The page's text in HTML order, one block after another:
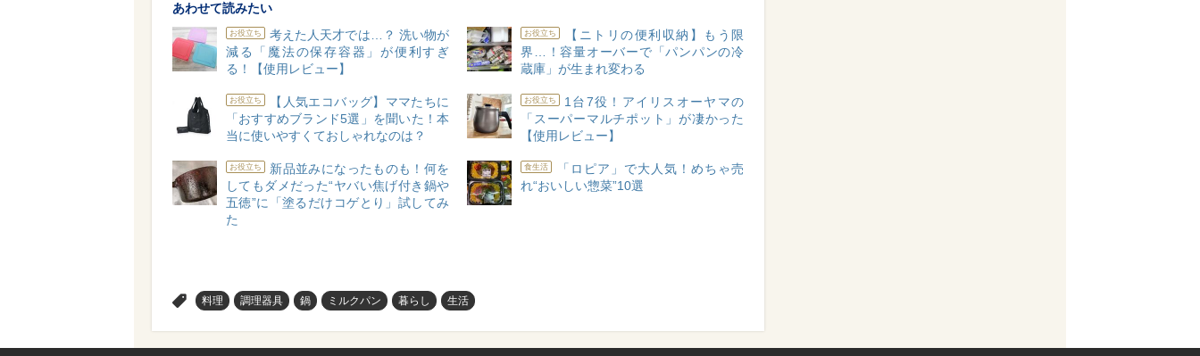
あわせて読みたい
お役立ち
考えた人天才では…？ 洗い物が
減る「魔法の保存容器」が便利すぎ
る！【使用レビュー】
お役立ち
【ニトリの便利収納】もう限
界…！容量オーバーで「パンパンの冷
蔵庫」が生まれ変わる
お役立ち
【人気エコバッグ】ママたちに
「おすすめブランド5選」を聞いた！本
当に使いやすくておしゃれなのは？
お役立ち
1台7役！アイリスオーヤマの
「スーパーマルチポット」が凄かった
【使用レビュー】
お役立ち
新品並みになったものも！何を
してもダメだった“ヤバい焦げ付き鍋や
五徳”に「塗るだけコゲとり」試してみ
た
食生活
「ロピア」で大人気！めちゃ売
れ“おいしい惣菜”10選
料理 調理器具 鍋 ミルクパン 暮らし 生活